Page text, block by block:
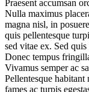
Praesent accumsan
Nulla maximus
magna nisl, in
quis pellentesque
sed vitae ex. Sed
Donec tempus
Vivamus semper ac
Pellentesque habitant
fames ac turpis